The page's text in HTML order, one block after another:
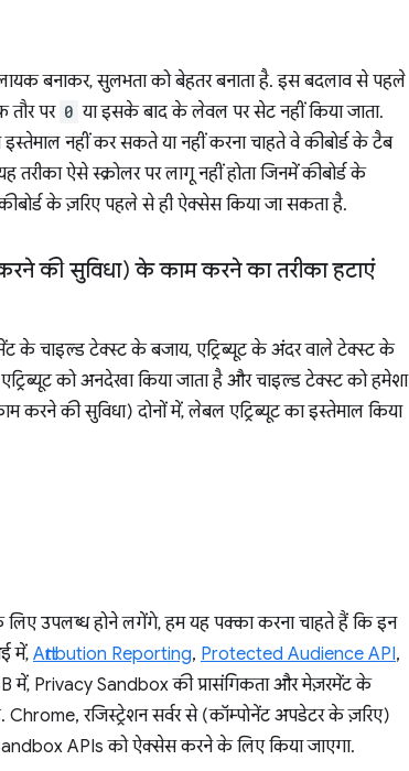
बनाकर, सुलभता को बेहतर बनाता है. इस बदलाव से पहले
तौर पर 0 या इसके बाद के लेवल पर सेट नहीं किया जाता.
नहीं कर सकते या नहीं करना चाहते वे कीबोर्ड के टैब
ऐसे स्क्रोलर पर लागू नहीं होता जिनमें कीबोर्ड के
के ज़रिए पहले से ही ऐक्सेस किया जा सकता है.
की सुविधा) के काम करने का तरीका हटाएं
चाइल्ड टेक्स्ट के बजाय, एट्रिब्यूट के अंदर वाले टेक्स्ट के
को अनदेखा किया जाता है और चाइल्ड टेक्स्ट को हमेशा
करने की सुविधा) दोनों में, लेबल एट्रिब्यूट का इस्तेमाल किया
उपलब्ध होने लगेंगे, हम यह पक्का करना चाहते हैं कि इन
में,Attribution Reporting, Protected Audience API,
में, Privacy Sandbox की प्रासंगिकता और मेज़रमेंट के
रजिस्ट्रेशन सर्वर से (कॉम्पोनेंट अपडेटर के ज़रिए)
APIs को ऐक्सेस करने के लिए किया जाएगा.